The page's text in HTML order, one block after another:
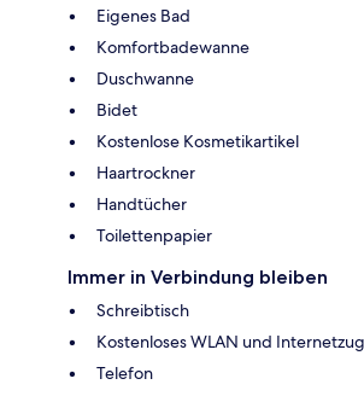
Eigenes Bad
Komfortbadewanne
Duschwanne
Bidet
Kostenlose Kosmetikartikel
Haartrockner
Handtücher
Toilettenpapier
Immer in Verbindung bleiben
Schreibtisch
Kostenloses WLAN und
Telefon